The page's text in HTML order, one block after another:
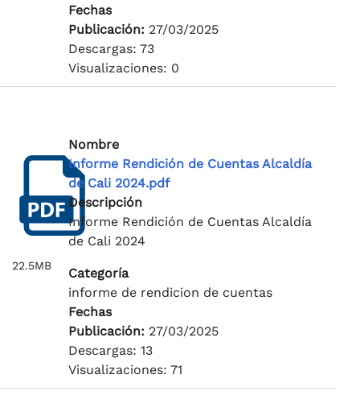
Fechas
Publicación: 27/03/2025
Descargas: 73
Visualizaciones: 0
22.5MB
Nombre
Informe Rendición de Cuentas Alcaldía
de Cali 2024.pdf
Descripción
Informe Rendición de Cuentas Alcaldía
de Cali 2024
Categoría
informe de rendicion de cuentas
Fechas
Publicación: 27/03/2025
Descargas: 13
Visualizaciones: 71